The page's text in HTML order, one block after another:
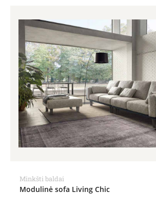
Minkšti baldai
Modulinė sofa Living Chic